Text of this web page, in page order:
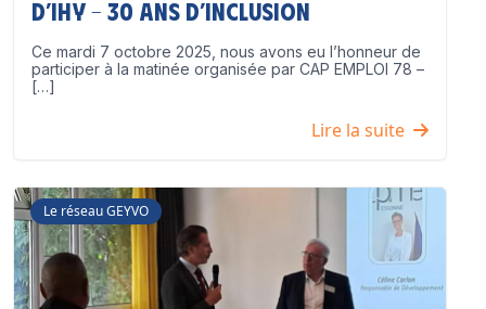
d’IHY – 30 ans d’inclusion
Ce mardi 7 octobre 2025, nous avons eu l’honneur de
participer à la matinée organisée par CAP EMPLOI 78 –
[…]
Lire la suite
Le réseau GEYVO